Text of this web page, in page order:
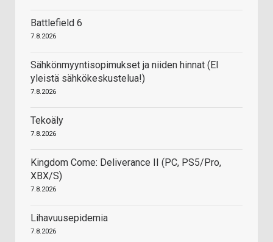
Battlefield 6
7.8.2026
Sähkönmyyntisopimukset ja niiden hinnat (EI
yleistä sähkökeskustelua!)
7.8.2026
Tekoäly
7.8.2026
Kingdom Come: Deliverance II (PC, PS5/Pro,
XBX/S)
7.8.2026
Lihavuusepidemia
7.8.2026